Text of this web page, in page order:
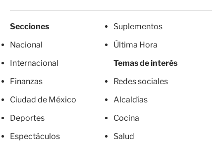
Secciones
Nacional
Internacional
Finanzas
Ciudad de México
Deportes
Espectáculos
Suplementos
Última Hora
Temas de interés
Redes sociales
Alcaldías
Cocina
Salud